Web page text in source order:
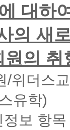
대하
의 새
의
위더스
유학)
보 항